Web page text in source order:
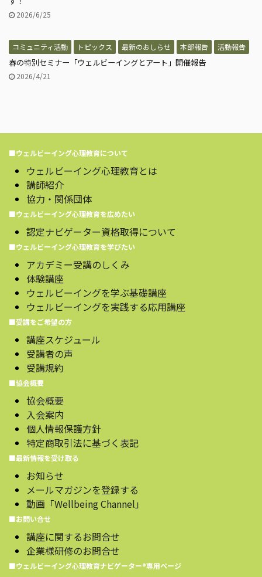
2026/6/25
コミュニティ活動 トピックス 最新のおしらせ 本部報告 活動報告
春の特別セミナー「ウェルビーイングとアート」開催報告
2026/4/21
■ウェルビーイング心理教育について
ウェルビーイング心理教育とは
講師紹介
協力・関係団体
■ウェルビーイング心理教育を広めたい
認定ナビゲーター資格取得について
■ウェルビーイング心理教育を学びたい
アカデミー受講のしくみ
体験講座
ウェルビーイングを学ぶ基礎講座
ウェルビーイングを実践する応用講座
■受講をご希望の方
講座スケジュール
受講者の声
受講規約
■協会概要
協会概要
入会案内
個人情報保護方針
特定商取引法に基づく表記
■最新情報を受け取る
お知らせ
メールマガジンを登録する
動画「Wellbeing Channel」
■お問い合せ
講座に関するお問合せ
企業様研修のお問合せ
■ウェルビーイング心理教育ナビゲーター®️専用ページ